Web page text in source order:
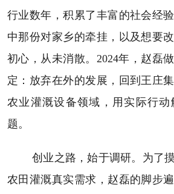
行业数年，积累了丰富的社会经
中那份对家乡的牵挂，以及想要
初心，从未消散。2024年，赵磊
定：放弃在外的发展，回到王庄
农业灌溉设备领域，用实际行
题。
创业之路，始于调研。为了
农田灌溉真实需求，赵磊的脚步